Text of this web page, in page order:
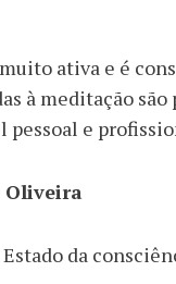
ativa e é
à meditação
pessoal e
Oliveira
Estado da